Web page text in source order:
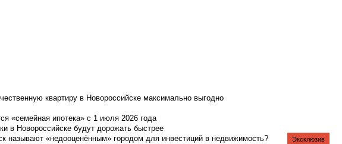
квартиру в Новороссийске максимально выгодно
«семейная ипотека» с 1 июля 2026 года
в Новороссийске будут дорожать быстрее
называют «недооценённым» городом для инвестиций в недвижимость?
Эксклюзив